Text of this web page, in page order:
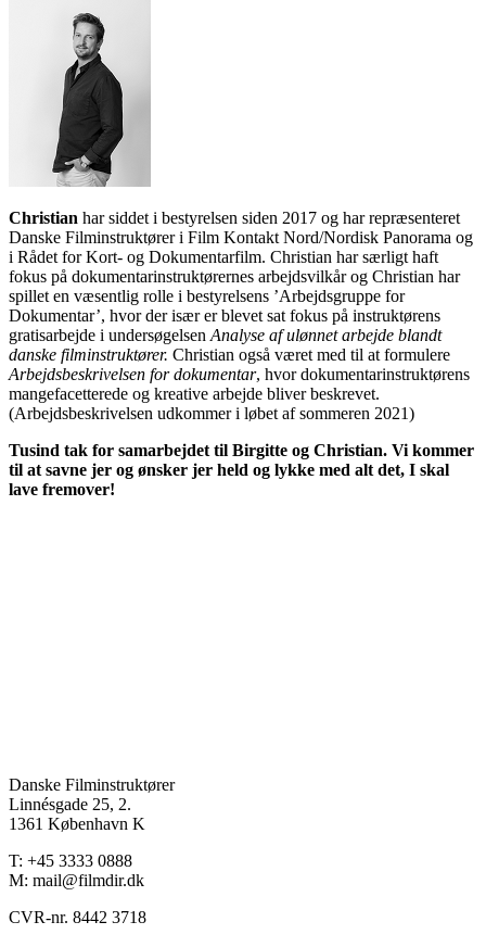
Christian har siddet i bestyrelsen siden 2017 og har repræsenteret
Danske Filminstruktører i Film Kontakt Nord/Nordisk Panorama og
i Rådet for Kort- og Dokumentarfilm. Christian har særligt haft
fokus på dokumentarinstruktørernes arbejdsvilkår og Christian har
spillet en væsentlig rolle i bestyrelsens ’Arbejdsgruppe for
Dokumentar’, hvor der især er blevet sat fokus på instruktørens
gratisarbejde i undersøgelsen Analyse af ulønnet arbejde blandt
danske filminstruktører. Christian også været med til at formulere
Arbejdsbeskrivelsen for dokumentar, hvor dokumentarinstruktørens
mangefacetterede og kreative arbejde bliver beskrevet.
(Arbejdsbeskrivelsen udkommer i løbet af sommeren 2021)
Tusind tak for samarbejdet til Birgitte og Christian. Vi kommer
til at savne jer og ønsker jer held og lykke med alt det, I skal
lave fremover!
Danske Filminstruktører
Linnésgade 25, 2.
1361 København K
T: +45 3333 0888
M: mail@filmdir.dk
CVR-nr. 8442 3718